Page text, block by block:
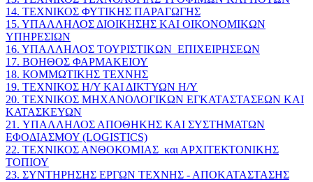
14. ΤΕΧΝΙΚΟΣ ΦΥΤΙΚΗΣ ΠΑΡΑΓΩΓΗΣ
15. ΥΠΑΛΛΗΛΟΣ ΔΙΟΙΚΗΣΗΣ ΚΑΙ ΟΙΚΟΝΟΜΙΚΩΝ
ΥΠΗΡΕΣΙΩΝ
16. ΥΠΑΛΛΗΛΟΣ ΤΟΥΡΙΣΤΙΚΩΝ_ΕΠΙΧΕΙΡΗΣΕΩΝ
17. ΒΟΗΘΟΣ ΦΑΡΜΑΚΕΙΟΥ
18. ΚΟΜΜΩΤΙΚΗΣ ΤΕΧΝΗΣ
19. ΤΕΧΝΙΚΟΣ Η/Υ ΚΑΙ ΔΙΚΤΥΩΝ Η/Υ
20. ΤΕΧΝΙΚΟΣ ΜΗΧΑΝΟΛΟΓΙΚΩΝ ΕΓΚΑΤΑΣΤΑΣΕΩΝ ΚΑΙ
ΚΑΤΑΣΚΕΥΩΝ
21. ΥΠΑΛΛΗΛΟΣ ΑΠΟΘΗΚΗΣ ΚΑΙ ΣΥΣΤΗΜΑΤΩΝ
ΕΦΟΔΙΑΣΜΟΥ (LOGISTICS)
22. ΤΕΧΝΙΚΟΣ ΑΝΘΟΚΟΜΙΑΣ και ΑΡΧΙΤΕΚΤΟΝΙΚΗΣ
ΤΟΠΙΟΥ
23. ΣΥΝΤΗΡΗΣΗΣ ΕΡΓΩΝ ΤΕΧΝΗΣ - ΑΠΟΚΑΤΑΣΤΑΣΗΣ